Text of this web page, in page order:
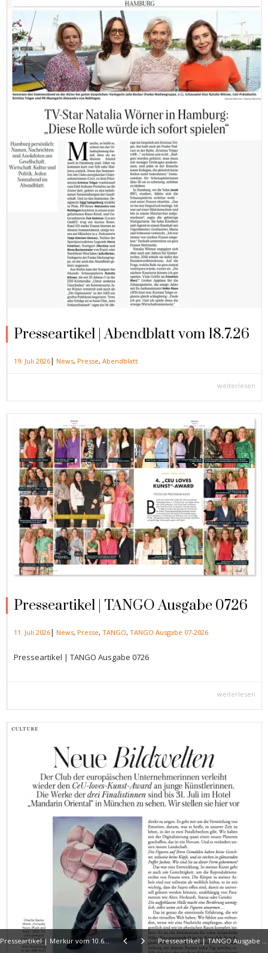
Presseartikel | Abendblatt vom 18.7.26
19. Juli 2026| News, Presse, Abendblatt
weiterlesen
Presseartikel | TANGO Ausgabe 0726
11. Juli 2026| News, Presse, TANGO, TANGO Ausgabe 07-2026
Presseartikel | TANGO Ausgabe 0726
weiterlesen
Presseartikel | Merkur vom 10.6.26 Presseartikel | TANGO Ausgabe 0626